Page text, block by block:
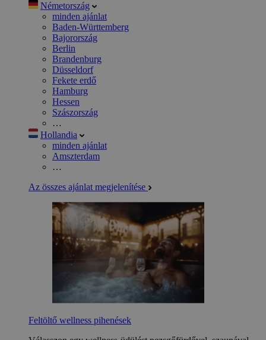
Németország
minden ajánlat
Baden-Württemberg
Bajorország
Berlin
Brandenburg
Düsseldorf
Fekete erdő
Hamburg
Hessen
Szászország
…
Hollandia
minden ajánlat
Amszterdam
…
Az összes ajánlat megjelenítése
Feltöltő wellness pihenések